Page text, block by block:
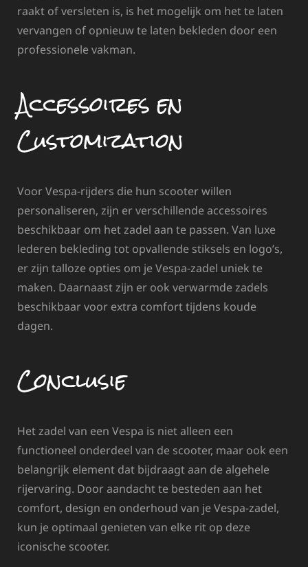
raakt of versleten is, is het mogelijk om het te laten
vervangen of opnieuw te laten bekleden door een
professionele vakman.
Accessoires en
Customization
Voor Vespa-rijders die hun scooter willen
personaliseren, zijn er verschillende accessoires
beschikbaar om het zadel aan te passen. Van luxe
lederen bekleding tot opvallende stiksels en logo’s,
er zijn talloze opties om je Vespa-zadel uniek te
maken. Daarnaast zijn er ook verwarmde zadels
beschikbaar voor extra comfort tijdens koude
dagen.
Conclusie
Het zadel van een Vespa is niet alleen een
functioneel onderdeel van de scooter, maar ook een
belangrijk element dat bijdraagt aan de algehele
rijervaring. Door aandacht te besteden aan het
comfort, design en onderhoud van je Vespa-zadel,
kun je optimaal genieten van elke rit op deze
iconische scooter.